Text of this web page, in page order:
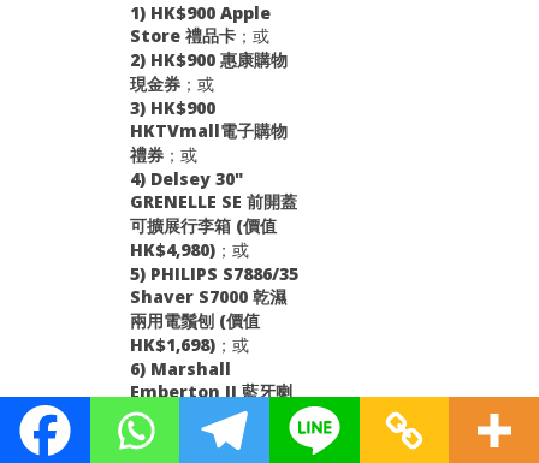
1) HK$900 Apple
Store 禮品卡 ；或
2) HK$900 惠康購物
現金券 ；或
3) HK$900
HKTVmall電子購物
禮券 ；或
4) Delsey 30"
GRENELLE SE 前開蓋
可擴展行李箱 (價值
HK$4,980) ；或
5) PHILIPS S7886/35
Shaver S7000 乾濕
兩用電鬚刨 (價值
HK$1,698) ；或
6) Marshall
Emberton II 藍牙喇
叭 (價值HK$1,499)
；
或